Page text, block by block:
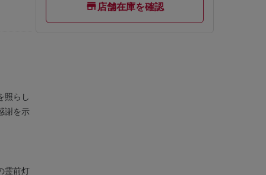
照らし
謝を示
霊前灯
店舗在庫を確認